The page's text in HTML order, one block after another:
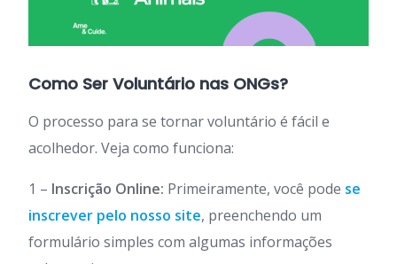
Como Ser Voluntário nas ONGs?
O processo para se tornar voluntário é fácil e
acolhedor. Veja como funciona:
1 – Inscrição Online: Primeiramente, você pode se
inscrever pelo nosso site, preenchendo um
formulário simples com algumas informações